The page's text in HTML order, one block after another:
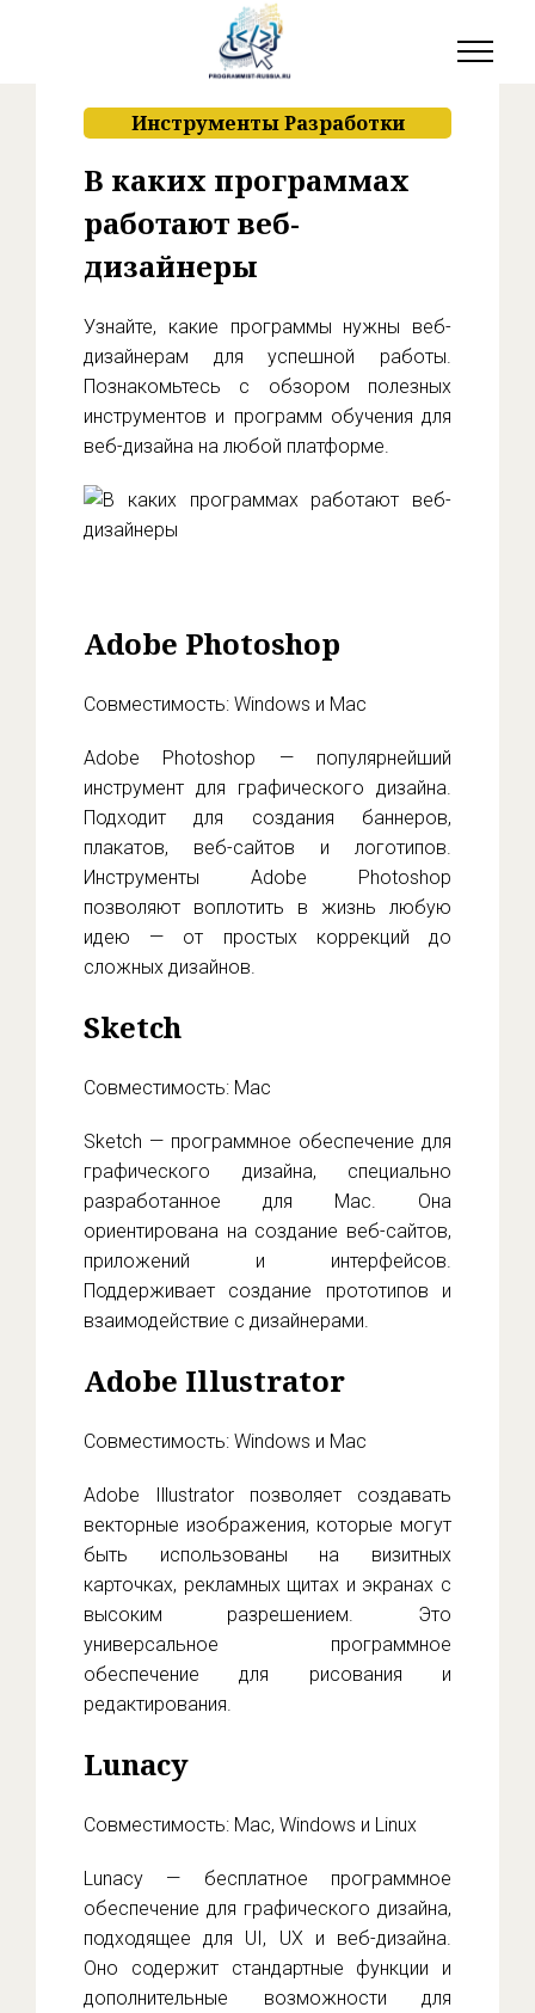
Инструменты Разработки
В каких программах
работают веб-
дизайнеры
Узнайте, какие программы нужны веб-
дизайнерам для успешной работы.
Познакомьтесь с обзором полезных
инструментов и программ обучения для
веб-дизайна на любой платформе.
Adobe Photoshop
Совместимость: Windows и Mac
Adobe Photoshop — популярнейший
инструмент для графического дизайна.
Подходит для создания баннеров,
плакатов, веб-сайтов и логотипов.
Инструменты Adobe Photoshop
позволяют воплотить в жизнь любую
идею — от простых коррекций до
сложных дизайнов.
Sketch
Совместимость: Mac
Sketch — программное обеспечение для
графического дизайна, специально
разработанное для Mac. Она
ориентирована на создание веб-сайтов,
приложений и интерфейсов.
Поддерживает создание прототипов и
взаимодействие с дизайнерами.
Adobe Illustrator
Совместимость: Windows и Mac
Adobe Illustrator позволяет создавать
векторные изображения, которые могут
быть использованы на визитных
карточках, рекламных щитах и экранах с
высоким разрешением. Это
универсальное программное
обеспечение для рисования и
редактирования.
Lunacy
Совместимость: Mac, Windows и Linux
Lunacy — бесплатное программное
обеспечение для графического дизайна,
подходящее для UI, UX и веб-дизайна.
Оно содержит стандартные функции и
дополнительные возможности для